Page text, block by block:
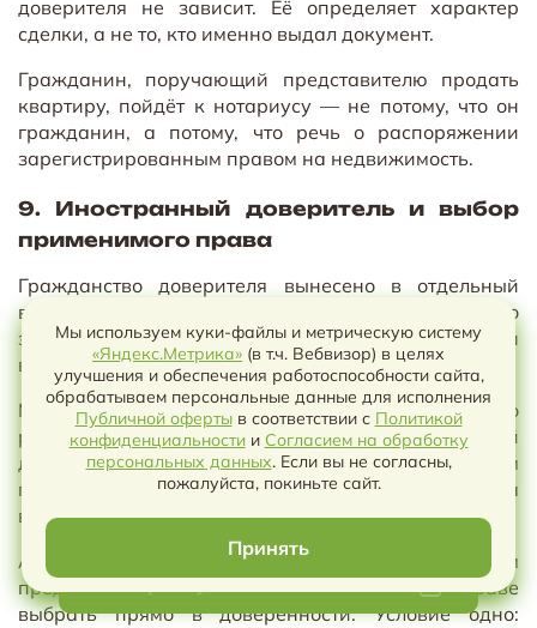
доверителя не зависит. Её определяет характер
сделки, а не то, кто именно выдал документ.
Гражданин, поручающий представителю продать
квартиру, пойдёт к нотариусу — не потому, что он
гражданин, а потому, что речь о распоряжении
зарегистрированным правом на недвижимость.
9. Иностранный доверитель и выбор
применимого права
Гражданство доверителя вынесено в отдельный
вопрос формы. Гражданский кодекс различий по
этому признаку не делает: иностранный гражданин
выдаёт доверенность на общих основаниях.
Меняется только идентификация. Вместо
российского паспорта указывают национальный
документ с нотариально удостоверенным
переводом, вид на жительство или разрешение на
временное проживание.
А вот право, применимое к отношениям
представителя с третьим лицом, доверитель вправе
выбрать прямо в доверенности. Условие одно:
Мы используем куки-файлы и метрическую систему
«Яндекс.Метрика» (в т.ч. Вебвизор) в целях
улучшения и обеспечения работоспособности сайта,
обрабатываем персональные данные для исполнения
Публичной офертыв соответствии с Политикой
конфиденциальностии Согласием на обработку
персональных данных. Если вы не согласны,
пожалуйста, покиньте сайт.
Принять
Чат с ИИ
Выберите условия чтобы скачать